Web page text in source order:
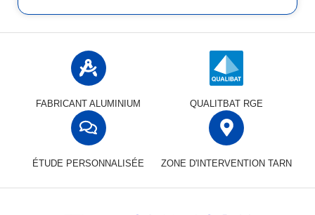
FABRICANT ALUMINIUM QUALITBAT RGE
ÉTUDE PERSONNALISÉE ZONE D'INTERVENTION TARN